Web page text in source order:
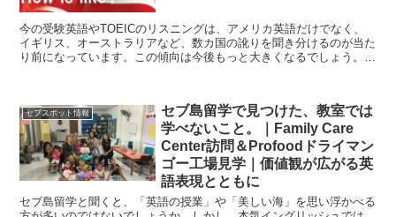
今の受験英語やTOEICのリスニングは、アメリカ英語だけでなく、
イギリス、オーストラリアなど、数カ国の訛りを聞き分けるのが当た
り前になっています。この傾向は今後もっと大きくなるでしょう。オ
セブスポット情報
セブ島留学で見つけた、教室では
学べないこと。｜Family Care
Center訪問＆Profoodドライマン
ゴー工場見学｜価値観が広がる英
語表現とともに
セブ島留学と聞くと、「英語の授業」や「美しい海」を思い浮かべる